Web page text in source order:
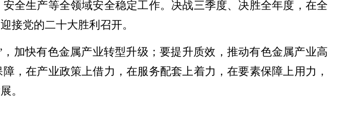
全生产等全领域安全稳定工作。决战三季度、决胜全年度，在全
接党的二十大胜利召开。
加快有色金属产业转型升级；要提升质效，推动有色金属产业高
，在产业政策上借力，在服务配套上着力，在要素保障上用力，
。